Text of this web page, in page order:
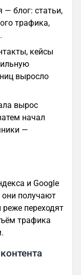
— блог: статьи,
трафика,
кейсы
выросло
вырос
начал
—
и Google
они получают
реже переходят
трафика